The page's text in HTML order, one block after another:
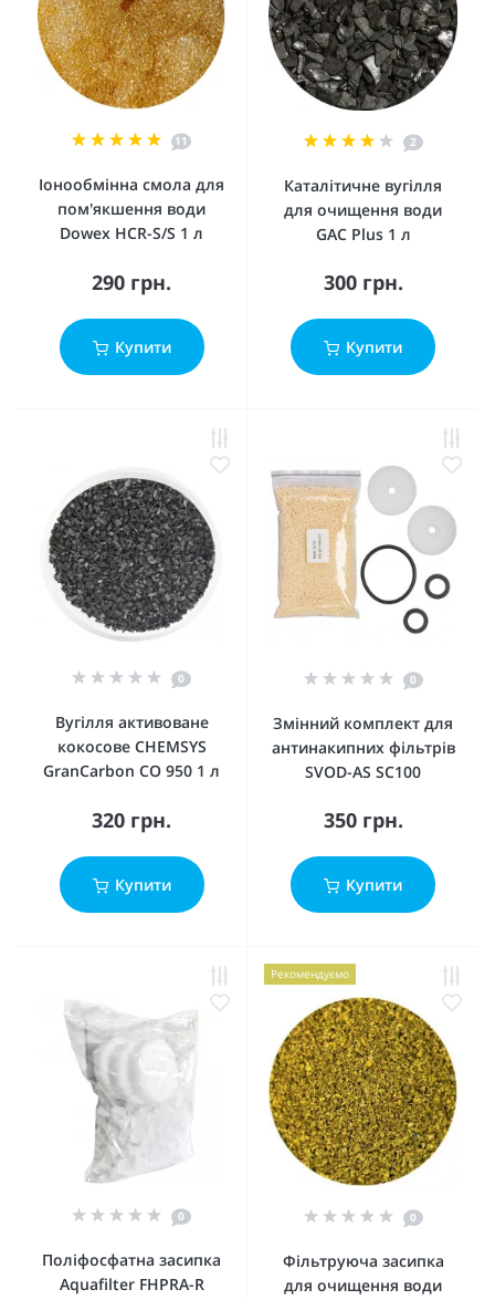
11
Іонообмінна смола для
пом'якшення води
Dowex HCR-S/S 1 л
290 грн.
Купити
2
Каталітичне вугілля
для очищення води
GAC Plus 1 л
300 грн.
Купити
0
Вугілля активоване
кокосове CHEMSYS
GranCarbon CO 950 1 л
320 грн.
Купити
0
Змінний комплект для
антинакипних фільтрів
SVOD-AS SC100
350 грн.
Купити
0
Поліфосфатна засипка
Aquafilter FHPRA-R
Рекомендуємо
0
Фільтруюча засипка
для очищення води